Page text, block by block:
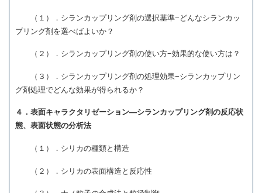
（１）．シランカップリング剤の選択基準− どんなシランカッ
プリング剤を選べばよいか？
（２）．シランカップリング剤の使い方−効果的な使い方は？
（３）．シランカップリング剤の処理効果−シランカップリン
グ剤処理でどんな効果が得られるか？
４．表面キャラクタリゼーション―シランカップリング剤の反応状
態、表面状態の分析法
（１）．シリカの種類と構造
（２）．シリカの表面構造と反応性